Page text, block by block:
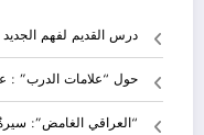
درس القديم لفهم الجديد
حول “علامات الدرب” :
“العراقي الغامض”: